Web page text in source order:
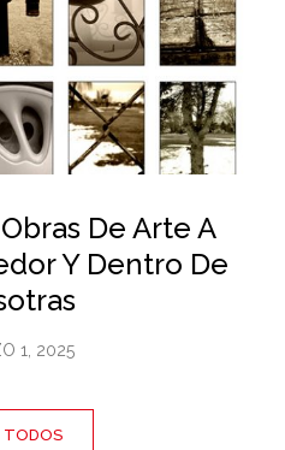
De Arte A
Y Dentro De
1, 2025
TODOS